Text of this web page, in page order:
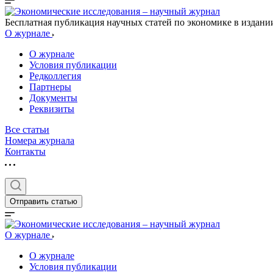
Бесплатная публикация научных статей по экономике в
О журнале
О журнале
Условия публикации
Редколлегия
Партнеры
Документы
Реквизиты
Все статьи
Номера журнала
Контакты
Отправить статью
О журнале
О журнале
Условия публикации